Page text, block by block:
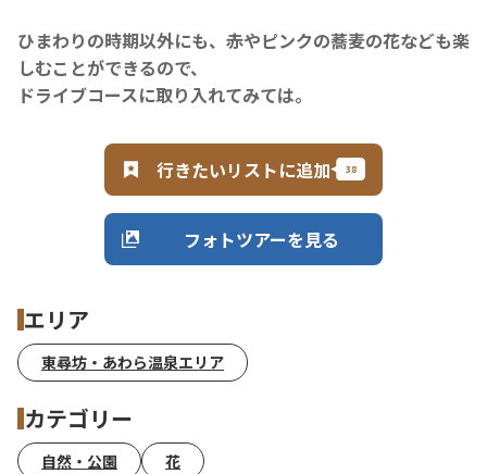
ひまわりの時期以外にも、赤やピンクの蕎麦の花なども楽
しむことができるので、
ドライブコースに取り入れてみては。
行きたいリストに追加
フォトツアーを見る
エリア
東尋坊・あわら温泉エリア
カテゴリー
自然・公園 花